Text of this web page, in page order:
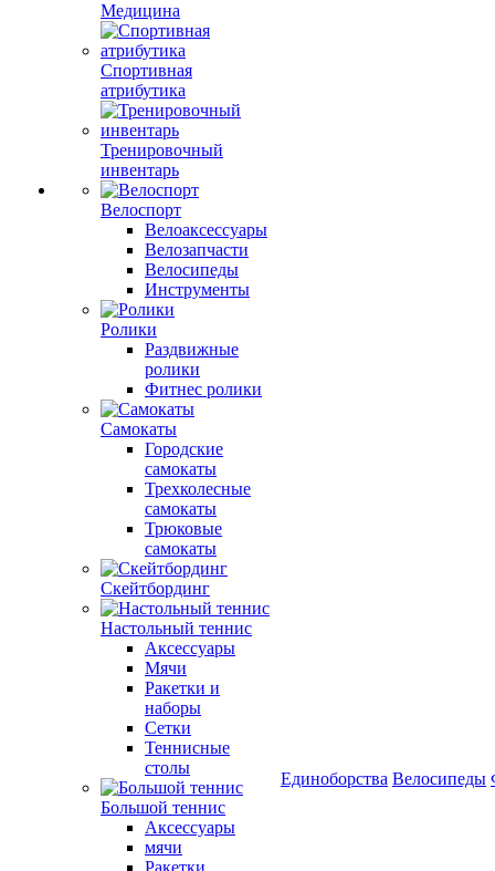
Медицина
Спортивная
атрибутика
Тренировочный
инвентарь
Велоспорт
Велоаксессуары
Велозапчасти
Велосипеды
Инструменты
Ролики
Раздвижные
ролики
Фитнес ролики
Самокаты
Городские
самокаты
Трехколесные
самокаты
Трюковые
самокаты
Скейтбординг
Настольный теннис
Аксессуары
Мячи
Ракетки и
наборы
Сетки
Теннисные
столы
Большой теннис
Аксессуары
мячи
Ракетки
Единоборства Велосипеды